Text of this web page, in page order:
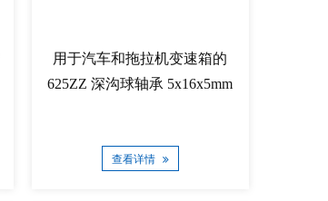
用于汽车和拖拉机变速箱的
625ZZ 深沟球轴承 5x16x5mm
查看详情